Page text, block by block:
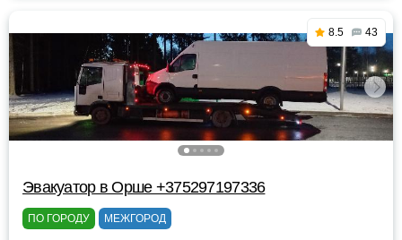
8.5 43
Эвакуатор в Орше +375297197336
ПО ГОРОДУ МЕЖГОРОД